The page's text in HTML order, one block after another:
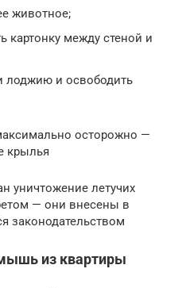
животное;
картонку между стеной и
лоджию и освободить
осторожно —
крылья
уничтожение летучих
— они внесены в
законодательством
из квартиры